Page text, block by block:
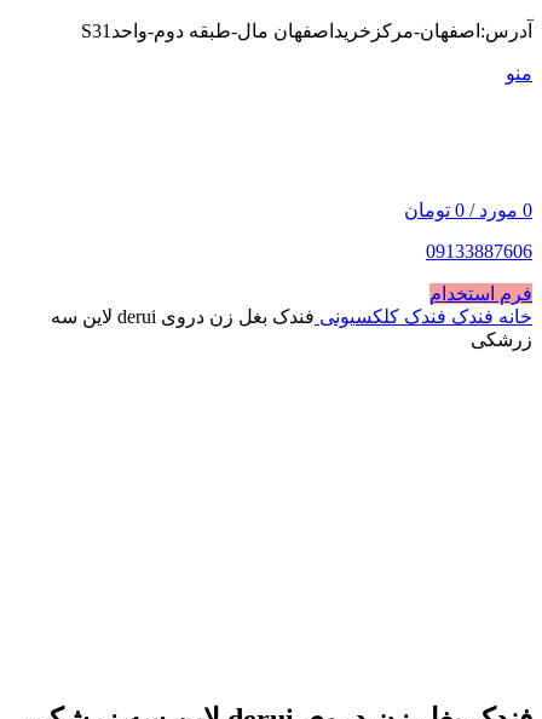
آدرس:اصفهان-مرکزخریداصفهان مال-طبقه دوم-واحدS31
منو
0 مورد /
0 تومان
09133887606
فرم استخدام
خانه فندک فندک کلکسیونی
فندک بغل زن دروی derui لاین سه
زرشکی